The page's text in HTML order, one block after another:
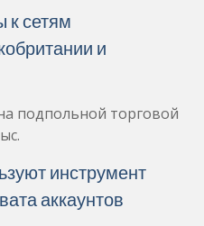
к сетям
и
подпольной торговой
инструмент
аккаунтов